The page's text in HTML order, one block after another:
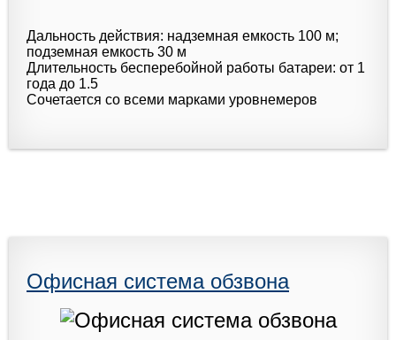
Дальность действия: надземная емкость 100 м;
подземная емкость 30 м
Длительность бесперебойной работы батареи: от 1
года до 1.5
Сочетается со всеми марками уровнемеров
Офисная система обзвона